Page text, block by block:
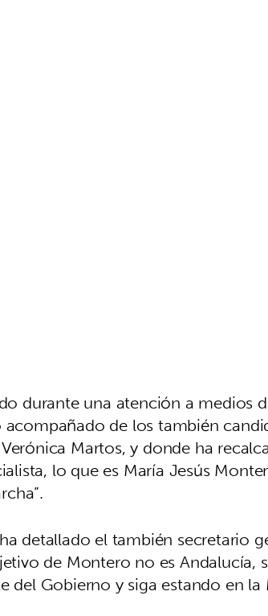
durante una atención a medios
acompañado de los también
Martos, y donde ha
lo que es María Jesús
detallado el también secretario
de Montero no es Andalucía,
del Gobierno y siga estando en la